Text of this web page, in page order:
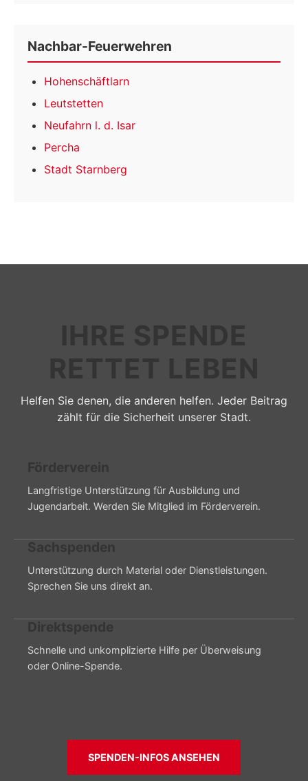
Nachbar-Feuerwehren
Hohenschäftlarn
Leutstetten
Neufahrn l. d. Isar
Percha
Stadt Starnberg
IHRE SPENDE
RETTET LEBEN
Helfen Sie denen, die anderen helfen. Jeder Beitrag
zählt für die Sicherheit unserer Stadt.
Förderverein
Langfristige Unterstützung für Ausbildung und
Jugendarbeit. Werden Sie Mitglied im Förderverein.
Sachspenden
Unterstützung durch Material oder Dienstleistungen.
Sprechen Sie uns direkt an.
Direktspende
Schnelle und unkomplizierte Hilfe per Überweisung
oder Online-Spende.
SPENDEN-INFOS ANSEHEN